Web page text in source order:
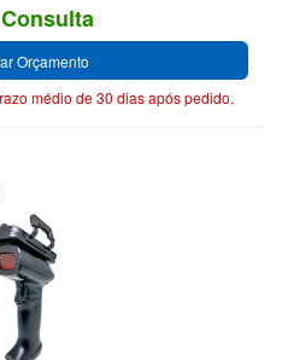
Orçamento
médio de 30 dias após pedido.